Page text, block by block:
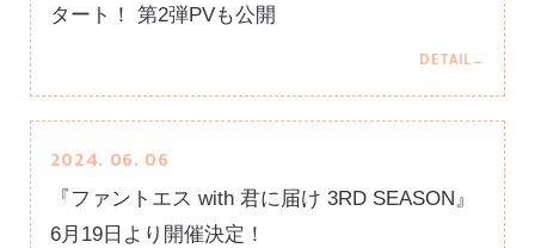
Q2. ファンのみなさまへメッセージ
タート！ 第2弾PVも公開
2024. 06. 06
『ファントエス with 君に届け 3RD SEASON』
6月19日より開催決定！